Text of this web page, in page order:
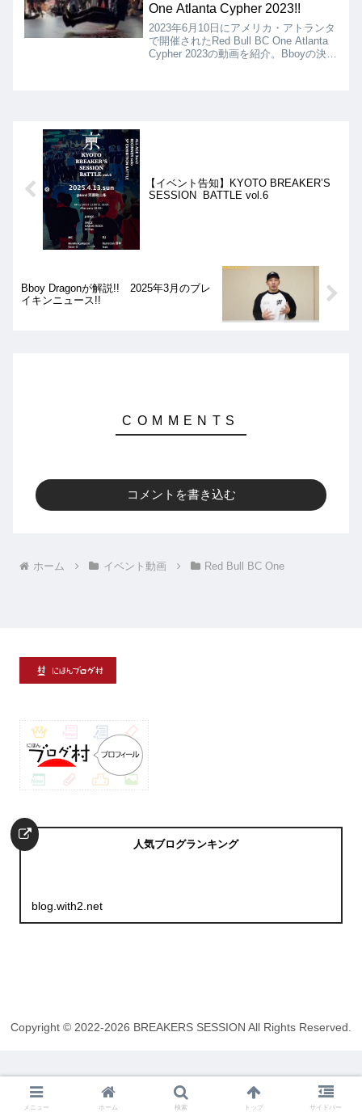
One Atlanta Cypher 2023!!
2023年6月10日にアメリカ・アトランタ
で開催されたRed Bull BC One Atlanta
Cypher 2023の動画を紹介。Bboyの決勝
【イベント告知】KYOTO BREAKER’S
SESSION BATTLE vol.6
Bboy Dragonが解説!! 2025年3月のブレ
イキンニュース!!
コメントを書き込む
ホーム イベント動画 Red Bull BC One
人気ブログランキング
blog.with2.net
Copyright © 2022-2026 BREAKERS SESSION All Rights Reserved.
メニュー ホーム 検索 トップ サイドバー